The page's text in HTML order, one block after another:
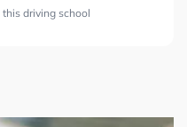
driving school